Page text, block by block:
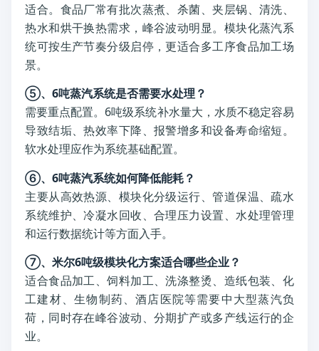
适合。食品厂常有批次蒸煮、杀菌、夹层锅、清洗、
热水和烘干换热需求，峰谷波动明显。模块化蒸汽系
统可按生产节奏分级启停，更适合多工序食品加工场
景。
⑤、6吨蒸汽系统是否需要水处理？
需要重点配置。6吨级系统补水量大，水质不稳定容易
导致结垢、热效率下降、报警增多和设备寿命缩短。
软水处理应作为系统基础配置。
⑥、6吨蒸汽系统如何降低能耗？
主要从高效热源、模块化分级运行、管道保温、疏水
系统维护、冷凝水回收、合理压力设置、水处理管理
和运行数据统计等方面入手。
⑦、米尔6吨级模块化方案适合哪些企业？
适合食品加工、饲料加工、洗涤整烫、造纸包装、化
工建材、生物制药、酒店医院等需要中大型蒸汽负
荷，同时存在峰谷波动、分期扩产或多产线运行的企
业。